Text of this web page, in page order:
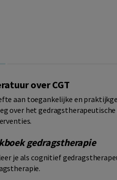
over CGT
aan toegankelijke en
over het
gedragstherapie
je als cognitief